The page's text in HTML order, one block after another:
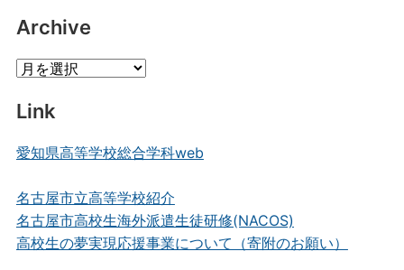
Archive
Archive
Link
愛知県高等学校総合学科web
名古屋市立高等学校紹介
名古屋市高校生海外派遣生徒研修(NACOS)
高校生の夢実現応援事業について（寄附のお願い）